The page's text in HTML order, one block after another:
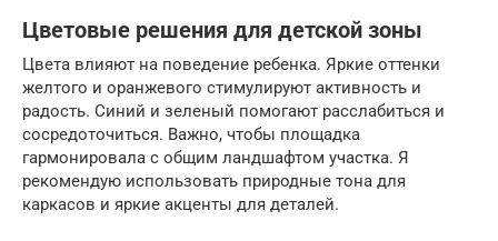
Цветовые решения для детской зоны
Цвета влияют на поведение ребенка. Яркие оттенки
желтого и оранжевого стимулируют активность и
радость. Синий и зеленый помогают расслабиться и
сосредоточиться. Важно, чтобы площадка
гармонировала с общим ландшафтом участка. Я
рекомендую использовать природные тона для
каркасов и яркие акценты для деталей.